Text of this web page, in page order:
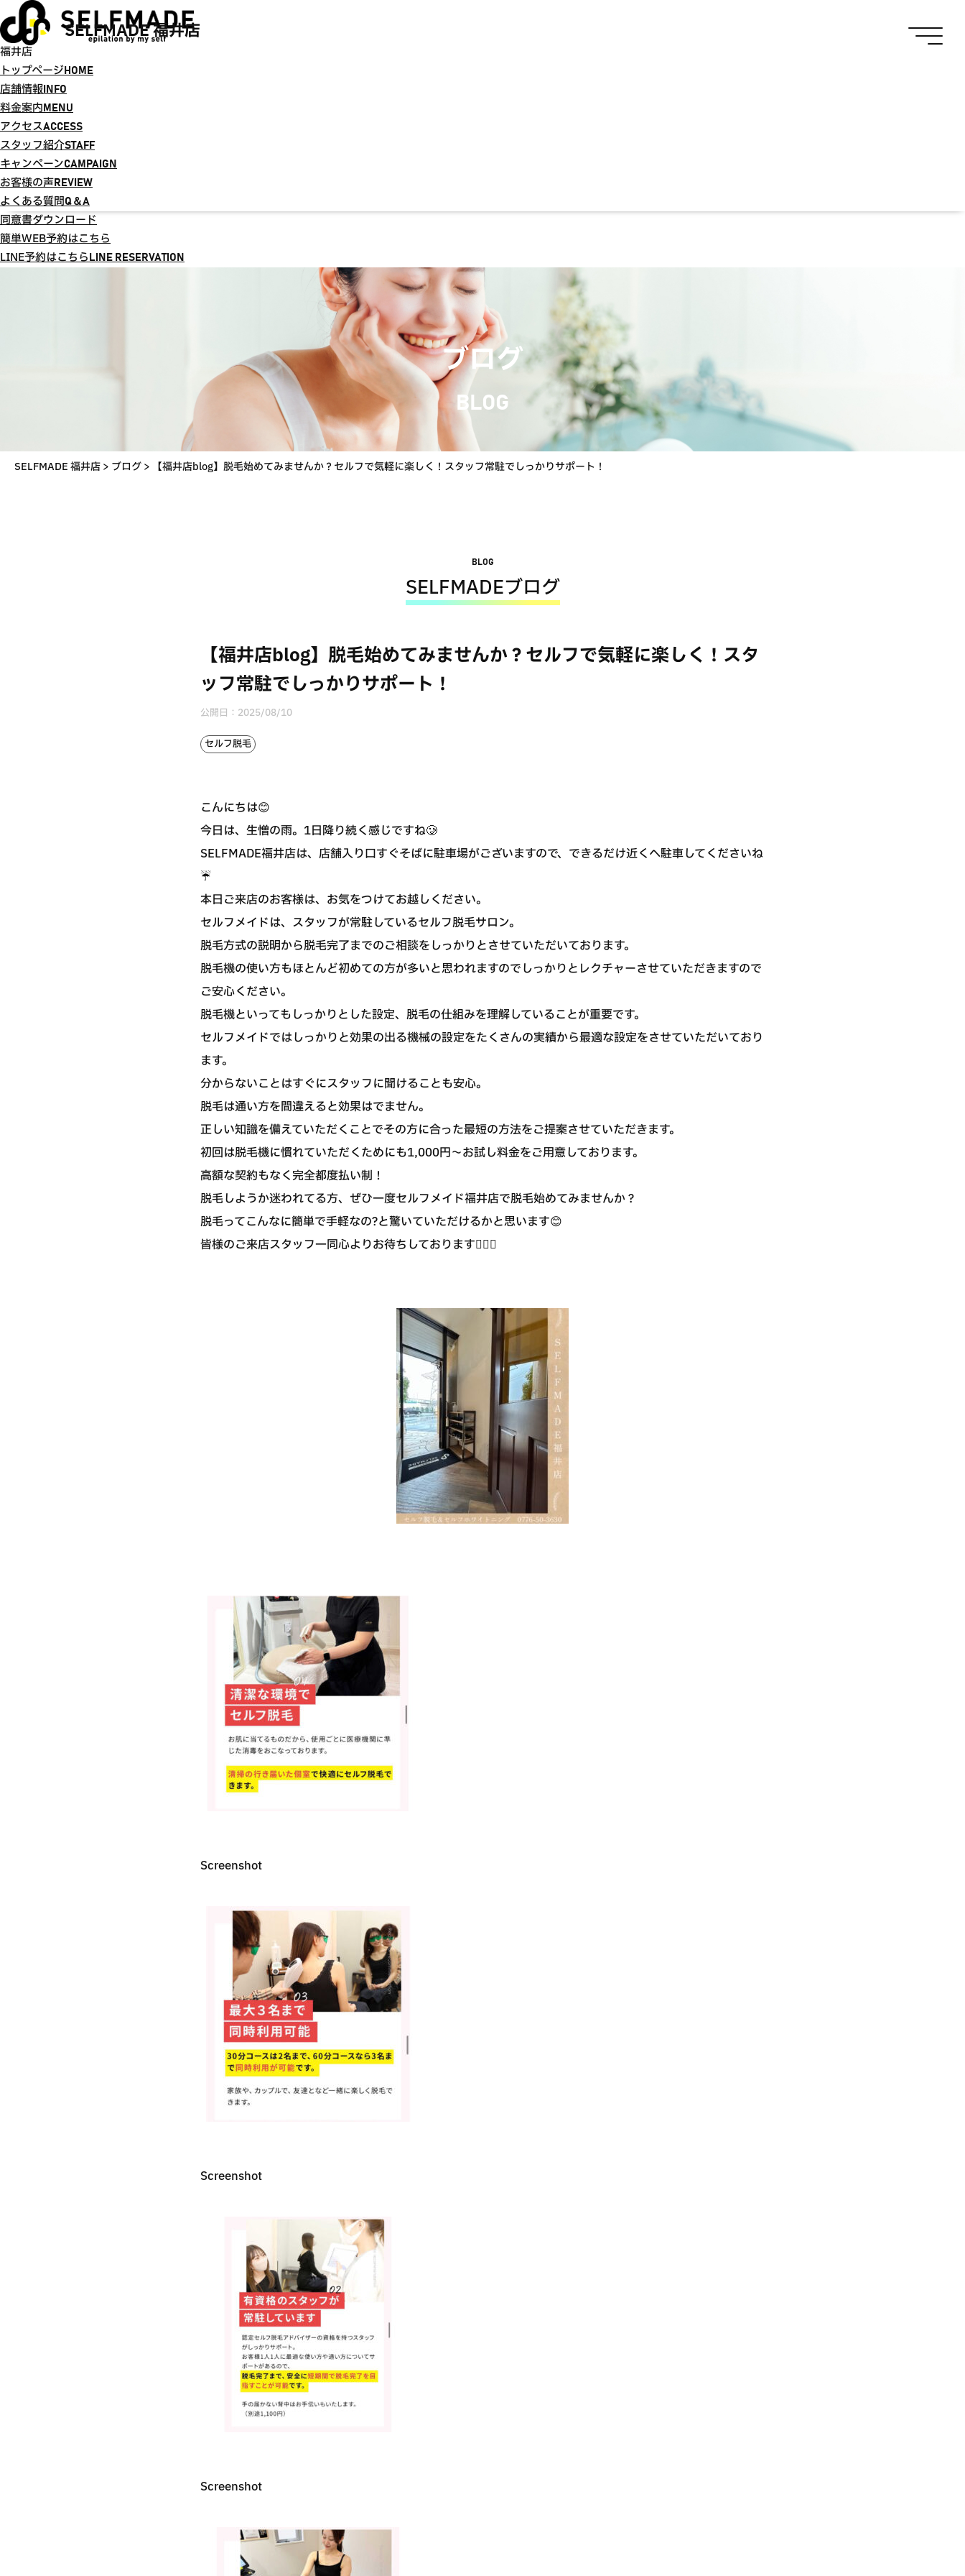
SELFMADE 福井店
福井店
トップページ HOME
店舗情報 INFO
料金案内 MENU
アクセスACCESS
スタッフ紹介STAFF
キャンペーンCAMPAIGN
お客様の声 REVIEW
よくある質問Q＆A
同意書ダウンロード
簡単WEB予約はこちら
LINE予約はこちら LINE RESERVATION
ブログ
BLOG
SELFMADE 福井店> ブログ> 【福井店blog】脱毛始めてみませんか？セルフで気軽に楽しく！スタッフ常駐でしっかりサポート！
BLOG
SELFMADEブログ
【福井店blog】脱毛始めてみませんか？セルフで気軽に楽しく！スタ
ッフ常駐でしっかりサポート！
公開日： 2025/08/10
セルフ脱毛
こんにちは😊
今日は、生憎の雨。1日降り続く感じですね🥲
SELFMADE福井店は、店舗入り口すぐそばに駐車場がございますので、できるだけ近くへ駐車してくださいね
☔️
本日ご来店のお客様は、お気をつけてお越しください。
セルフメイドは、スタッフが常駐しているセルフ脱毛サロン。
脱毛方式の説明から脱毛完了までのご相談をしっかりとさせていただいております。
脱毛機の使い方もほとんど初めての方が多いと思われますのでしっかりとレクチャーさせていただきますので
ご安心ください。
脱毛機といってもしっかりとした設定、脱毛の仕組みを理解していることが重要です。
セルフメイドではしっかりと効果の出る機械の設定をたくさんの実績から最適な設定をさせていただいており
ます。
分からないことはすぐにスタッフに聞けることも安心。
脱毛は通い方を間違えると効果はでません。
正しい知識を備えていただくことでその方に合った最短の方法をご提案させていただきます。
初回は脱毛機に慣れていただくためにも1,000円〜お試し料金をご用意しております。
高額な契約もなく完全都度払い制！
脱毛しようか迷われてる方、ぜひ一度セルフメイド福井店で脱毛始めてみませんか？
脱毛ってこんなに簡単で手軽なの?と驚いていただけるかと思います😊
皆様のご来店スタッフ一同心よりお待ちしております💁🏻‍♀️
Screenshot
Screenshot
Screenshot